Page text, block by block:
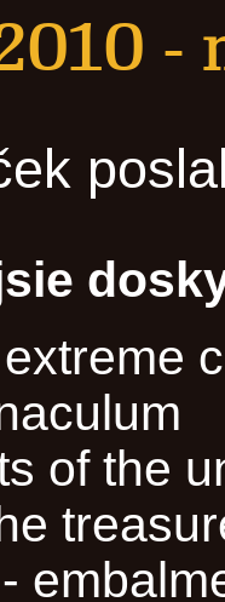
-
of the